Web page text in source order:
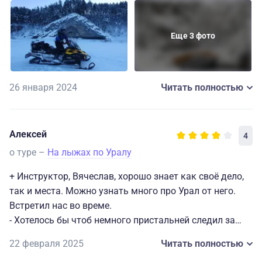
который произвел на меня огромное впечатление –
увлекательные экспонаты и интересные факты!
Каждая минута тура была наполнена радостью и
адреналином.
В общем, я с нетерпением жду возможности снова
Кормили хорошо, еда без изысков, не считая конины.
Главное, что сотрудники турбазы и гиды очень
душевные. Отдыхать в их компании было приятно! А
также хочу отметить, что несмотря на сильный мороз
за окном, в домике было тепло и комфортно.
Еще 3 фото
26 января 2024 Читать полностью
Алексей 4
о туре – На лыжах по Уралу
+ Инструктор, Вячеслав, хорошо знает как своё дело,
так и места. Можно узнать много про Урал от него.
Встретил нас во време.
- Хотелось бы чтоб немного пристальней следил за
22 февраля 2025 Читать полностью